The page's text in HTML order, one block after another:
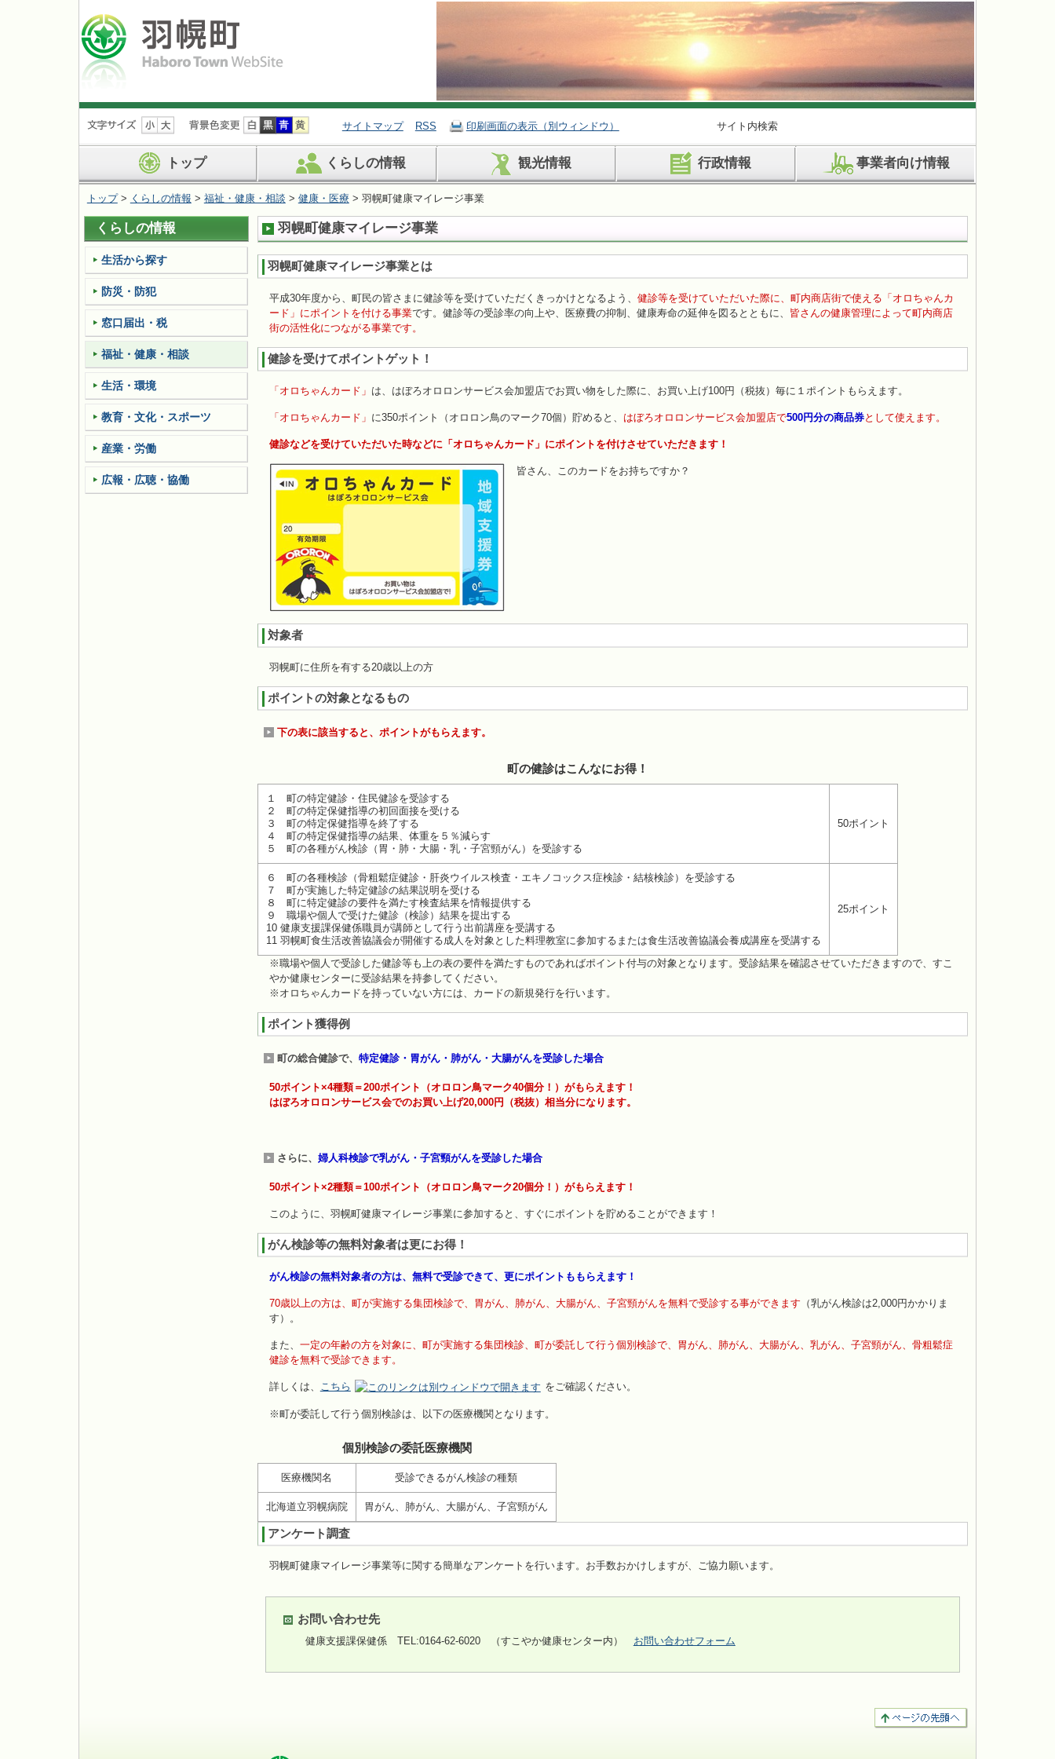
ナ
ビ
ョ
ン
を
飛
ば
す
サイトマップ RSS 印刷画面の表示（別ウィンドウ） サイト内検索
トップ くらしの情報 観光情報 行政情報 事業者向け情報
トップ> くらしの情報 > 福祉・健康・相談 > 健康・医療 > 羽幌町健康マイレージ事業
羽幌町健康マイレージ事業
羽幌町健康マイレージ事業とは
平成30年度から、町民の皆さまに健診等を受けていただくきっかけとなるよう、 健診等を受けていただいた際に、町内商店街で使える「オロちゃんカ
ード」にポイントを付ける事業です。健診等の受診率の向上や、医療費の抑制、健康寿命の延伸を図るとともに、 皆さんの健康管理によって町内商店
街の活性化につながる事業です。
健診を受けてポイントゲット！
「オロちゃんカード」 は、はぼろオロロンサービス会加盟店でお買い物をした際に、お買い上げ100円（税抜）毎に１ポイントもらえます。
「オロちゃんカード」 に350ポイント（オロロン鳥のマーク70個）貯めると、 はぼろオロロンサービス会加盟店で500円分の商品券として使えます。
健診などを受けていただいた時などに「オロちゃんカード」にポイントを付けさせていただきます！
皆さん、このカードをお持ちですか？
対象者
羽幌町に住所を有する20歳以上の方
ポイントの対象となるもの
下の表に該当すると、ポイントがもらえます。
町の健診はこんなにお得！
１ 町の特定健診・住民健診を受診する
２ 町の特定保健指導の初回面接を受ける
３ 町の特定保健指導を終了する
４ 町の特定保健指導の結果、体重を５％減らす
５ 町の各種がん検診（胃・肺・大腸・乳・子宮頸がん）を受診する
50ポイント
６ 町の各種検診（骨粗鬆症健診・肝炎ウイルス検査・エキノコックス症検診・結核検診）を受診する
７ 町が実施した特定健診の結果説明を受ける
８ 町に特定健診の要件を満たす検査結果を情報提供する
９ 職場や個人で受けた健診（検診）結果を提出する
10 健康支援課保健係職員が講師として行う出前講座を受講する
11 羽幌町食生活改善協議会が開催する成人を対象とした料理教室に参加するまたは食生活改善協議会養成講座を受講する
25ポイント
※職場や個人で受診した健診等も上の表の要件を満たすものであればポイント付与の対象となります。受診結果を確認させていただきますので、すこ
やか健康センターに受診結果を持参してください。
※オロちゃんカードを持っていない方には、カードの新規発行を行います。
ポイント獲得例
町の総合健診で、 特定健診・胃がん・肺がん・大腸がんを受診した場合
50ポイント×4種類＝200ポイント（オロロン鳥マーク40個分！）がもらえます！
はぼろオロロンサービス会でのお買い上げ20,000円（税抜）相当分になります。
さらに、 婦人科検診で乳がん・子宮頸がんを受診した場合
50ポイント×2種類＝100ポイント（オロロン鳥マーク20個分！）がもらえます！
このように、羽幌町健康マイレージ事業に参加すると、すぐにポイントを貯めることができます！
がん検診等の無料対象者は更にお得！
がん検診の無料対象者の方は、無料で受診できて、更にポイントももらえます！
70歳以上の方は、町が実施する集団検診で、胃がん、肺がん、大腸がん、子宮頸がんを無料で受診する事ができます （乳がん検診は2,000円かかりま
す）。
また、 一定の年齢の方を対象に、町が実施する集団検診、町が委託して行う個別検診で、胃がん、肺がん、大腸がん、乳がん、子宮頸がん、骨粗鬆症
健診を無料で受診できます。
詳しくは、 こちら をご確認ください。
※町が委託して行う個別検診は、以下の医療機関となります。
個別検診の委託医療機関
医療機関名 受診できるがん検診の種類
北海道立羽幌病院 胃がん、肺がん、大腸がん、子宮頸がん
アンケート調査
羽幌町健康マイレージ事業等に関する簡単なアンケートを行います。お手数おかけしますが、ご協力願います。
お問い合わせ先
健康支援課保健係TEL:0164-62-6020 （すこやか健康センター内） お問い合わせフォーム
くらしの情報
生活から探す
防災・防犯
窓口届出・税
福祉・健康・相談
生活・環境
教育・文化・スポーツ
産業・労働
広報・広聴・協働